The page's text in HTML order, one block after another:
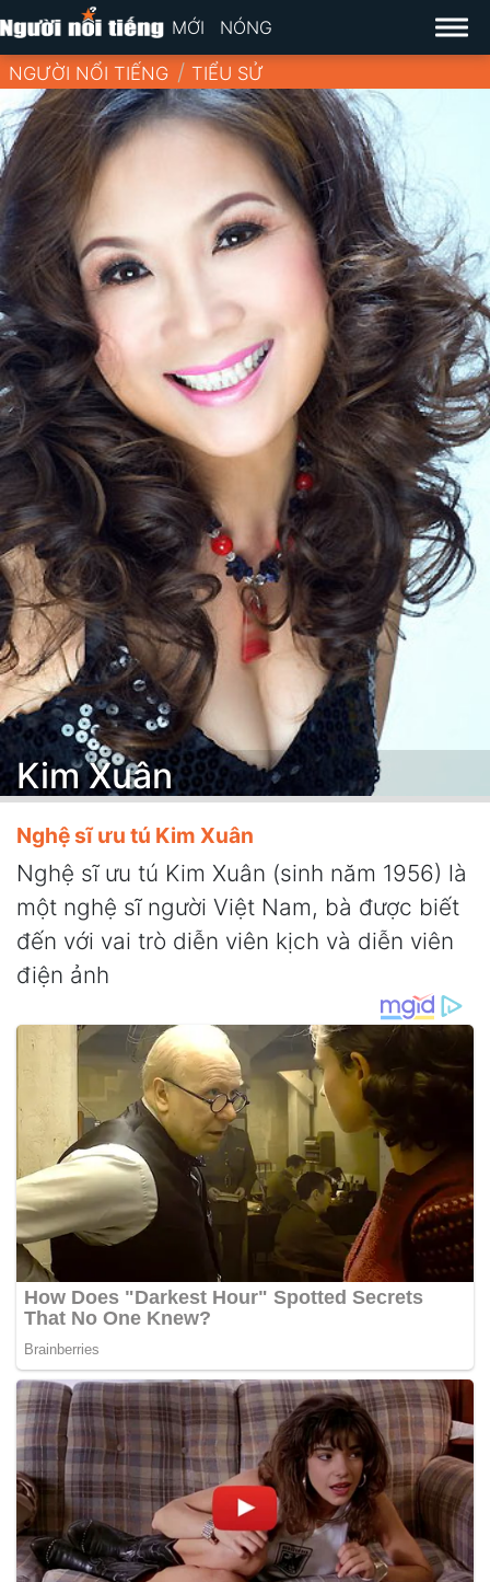
MỚI NÓNG
NGƯỜI NỔI TIẾNG TIỂU SỬ
Kim Xuân
Nghệ sĩ ưu tú Kim Xuân
Nghệ sĩ ưu tú Kim Xuân (sinh năm 1956) là
một nghệ sĩ người Việt Nam, bà được biết
đến với vai trò diễn viên kịch và diễn viên
điện ảnh